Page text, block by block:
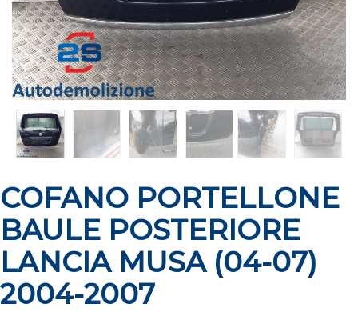
COFANO PORTELLONE
BAULE POSTERIORE
LANCIA MUSA (04-07)
2004-2007